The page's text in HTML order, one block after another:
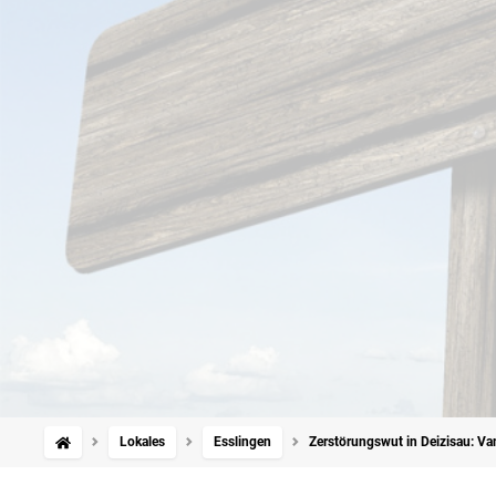
Lokales Esslingen Zerstörungswut in Deizisau: